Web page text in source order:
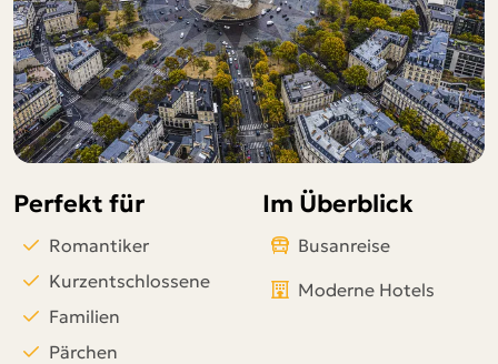
Perfekt für
Romantiker
Kurzentschlossene
Familien
Pärchen
Im Überblick
Busanreise
Moderne Hotels
Telegram
per E-Mail senden